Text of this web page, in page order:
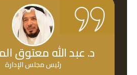
د. عبد الله معتوق
رئيس مجلس الإدارة